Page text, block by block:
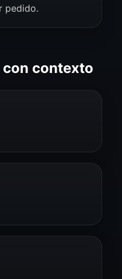
pedido.
con contexto